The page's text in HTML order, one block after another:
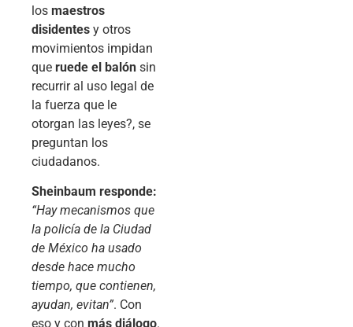
los maestros
disidentes y otros
movimientos impidan
que ruede el balón sin
recurrir al uso legal de
la fuerza que le
otorgan las leyes?, se
preguntan los
ciudadanos.
Sheinbaum responde:
“Hay mecanismos que
la policía de la Ciudad
de México ha usado
desde hace mucho
tiempo, que contienen,
ayudan, evitan”. Con
eso y con más diálogo.